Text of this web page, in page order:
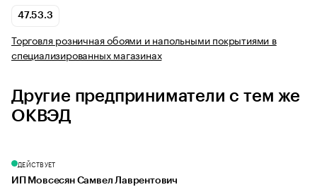
47.53.3
Торговля розничная обоями и напольными покрытиями в
специализированных магазинах
Другие предприниматели с тем же
ОКВЭД
ДЕЙСТВУЕТ
ИП Мовсесян Самвел Лаврентович